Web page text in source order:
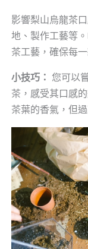
影響梨山烏龍茶
地、製作工藝等
茶工藝，確保每
小技巧： 您可以
茶，感受其口感
茶葉的香氣，但